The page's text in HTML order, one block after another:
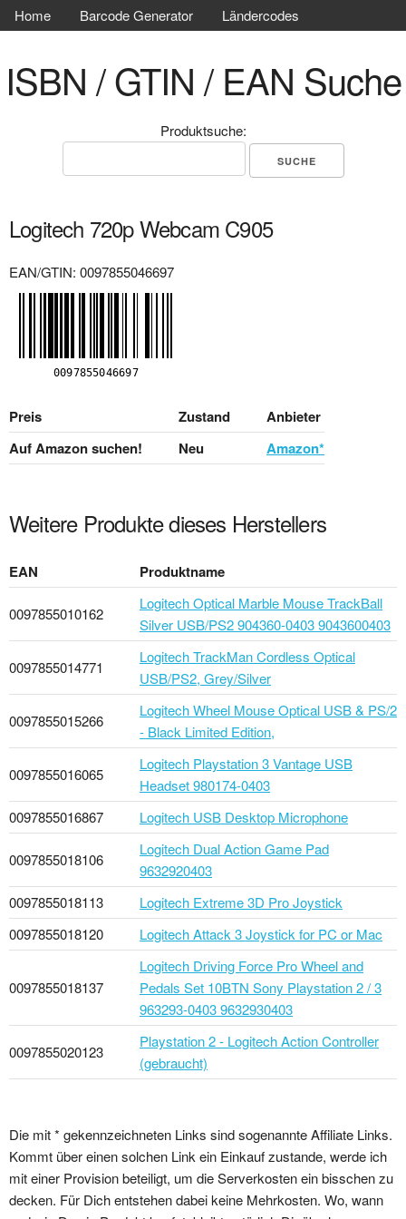
Home Barcode Generator Ländercodes
ISBN / GTIN / EAN Suche
Produktsuche:
Logitech 720p Webcam C905
EAN/GTIN: 0097855046697
Preis Zustand
Anbieter
Auf Amazon suchen!
Neu Amazon*
Weitere Produkte dieses Herstellers
EAN Produktname
0097855010162
Logitech Optical Marble Mouse TrackBall
Silver USB/PS2 904360-0403 9043600403
0097855014771
Logitech TrackMan Cordless Optical
USB/PS2, Grey/Silver
0097855015266
Logitech Wheel Mouse Optical USB & PS/2
- Black Limited Edition,
0097855016065
Logitech Playstation 3 Vantage USB
Headset 980174-0403
0097855016867
Logitech USB Desktop Microphone
0097855018106
Logitech Dual Action Game Pad
9632920403
0097855018113
Logitech Extreme 3D Pro Joystick
0097855018120
Logitech Attack 3 Joystick for PC or Mac
0097855018137
Logitech Driving Force Pro Wheel and
Pedals Set 10BTN Sony Playstation 2 / 3
963293-0403 9632930403
0097855020123
Playstation 2 - Logitech Action Controller
(gebraucht)
Die mit * gekennzeichneten Links sind sogenannte Affiliate Links.
Kommt über einen solchen Link ein Einkauf zustande, werde ich
mit einer Provision beteiligt, um die Serverkosten ein bisschen zu
decken. Für Dich entstehen dabei keine Mehrkosten. Wo, wann